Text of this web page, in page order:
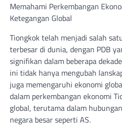
Memahami Perkembangan
Ketegangan Global
Tiongkok telah menjadi salah
terbesar di dunia, dengan PDB
signifikan dalam beberapa
ini tidak hanya mengubah
juga memengaruhi ekonomi
dalam perkembangan ekonomi
global, terutama dalam
negara besar seperti AS.